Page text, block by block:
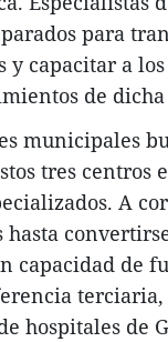
para
y capacitar a
de
municipales
tres centros
A
hasta
capacidad de
hospitales de